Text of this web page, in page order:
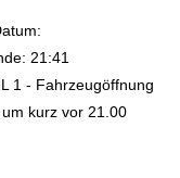
21:41
1 - Fahrzeugöffnung
kurz vor 21.00